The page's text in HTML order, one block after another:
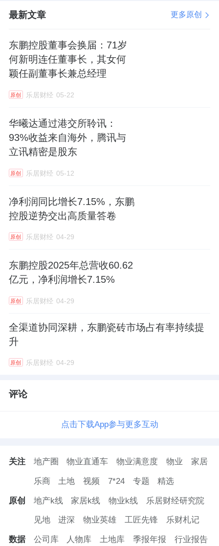
过模块化阵列、艺术装置打造“可触可视可感”
北门店，融入丝路元素，展现地域特色；而在
深圳、上海等展厅，则链接国际美学，形成“在
地文化国际化表达”的独特范式。
当瓷砖不再只是建材，而是承载情感的文化符
号，价格敏感就转化为价值认同，进而推动销
售增长。2025年第一季度，瓷砖大零售业务收
随着市场饱和度攀升，新门店盈利压力或将加
保政策持续收紧，可能致使企业生产成本增
时跟进技术发展，产品竞争力将面临下滑风
一，强化市场调研，精准锚定目标客户群体，
以此提升新门店盈利能力；第二，加大环保技
术研发与应用投入，有效降低生产成本，提高
系，深化与科研机构、高校的合作，确保在技
术领域保持领先优势。
波动中，企业的生命力不在于追赶风口，而在
能”。 这条路上的挑战或许才刚开始——如何让
文化IP突破区域局限？怎样平衡规模化扩张与
建陶能否真正走向全球价值链高端。
最新文章 更多原创
东鹏控股董事会换届：71岁
何新明连任董事长，其女何
颖任副董事长兼总经理
原创 乐居财经 05-22
华曦达通过港交所聆讯：
93%收益来自海外，腾讯与
立讯精密是股东
原创 乐居财经 05-12
净利润同比增长7.15%，东鹏
控股逆势交出高质量答卷
原创 乐居财经 04-29
东鹏控股2025年总营收60.62
亿元，净利润增长7.15%
原创 乐居财经 04-29
全渠道协同深耕，东鹏瓷砖市场占有率持续提
升
原创 乐居财经 04-29
评论
点击下载App参与更多互动
关注 地产圈 物业直通车 物业满意度 物业 家居
乐商 土地 视频 7*24 专题 精选
原创 地产k线 家居k线 物业k线 乐居财经研究院
见地 进深 物业英雄 工匠先锋 乐财札记
数据 公司库 人物库 土地库 季报年报 行业报告